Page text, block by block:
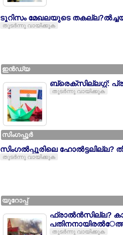
ടൂറിസം മേഖലയുടെ
തുടര്‍ന്നു വായിക്കുക
ഇന്‍ഡ്യ
ബ്രെക്സില്ലഗ്ഗ്:
തുടര്‍ന്നു വായിക്കുക
സിംഗപ്പൂര്‍
സിംഗല്‍പ്പൂരിലെ ഹോല്‍ട്ടലില്ല?
തുടര്‍ന്നു വായിക്കുക
യൂറോപ്പ്
ഫ്രാല്‍ന്‍സില്ല?
തുടര്‍ന്നു വായിക്കുക